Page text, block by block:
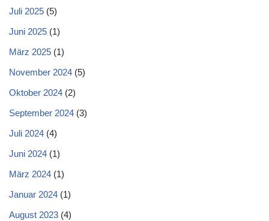
Juli 2025 (5)
Juni 2025 (1)
März 2025 (1)
November 2024 (5)
Oktober 2024 (2)
September 2024 (3)
Juli 2024 (4)
Juni 2024 (1)
März 2024 (1)
Januar 2024 (1)
August 2023 (4)